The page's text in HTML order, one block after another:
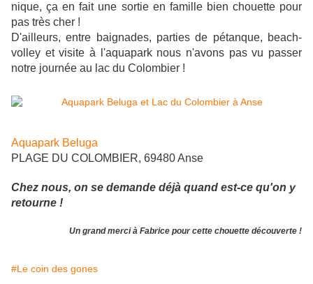
nique, ça en fait une sortie en famille bien chouette pour
pas très cher !
D'ailleurs, entre baignades, parties de pétanque, beach-
volley et visite à l'aquapark nous n'avons pas vu passer
notre journée au lac du Colombier !
Aquapark Beluga
PLAGE DU COLOMBIER, 69480 Anse
Chez nous, on se demande déjà quand est-ce qu'on y
retourne !
Un grand merci à Fabrice pour cette chouette découverte !
#Le coin des gones